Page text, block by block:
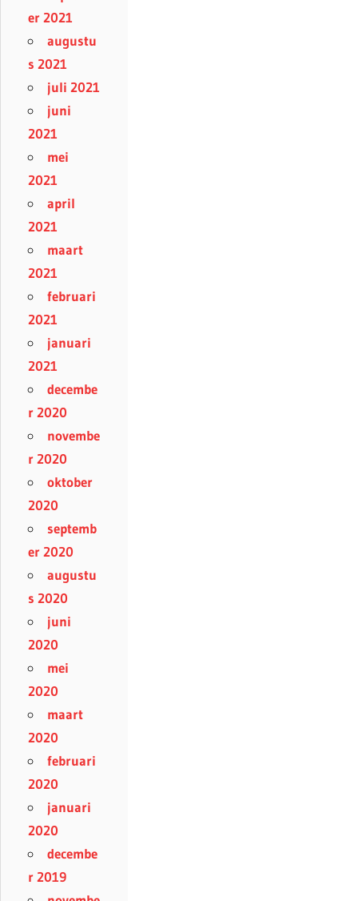
er 2021
augustu
s 2021
juli 2021
juni
2021
mei
2021
april
2021
maart
2021
februari
2021
januari
2021
decembe
r 2020
novembe
r 2020
oktober
2020
septemb
er 2020
augustu
s 2020
juni
2020
mei
2020
maart
2020
februari
2020
januari
2020
decembe
r 2019